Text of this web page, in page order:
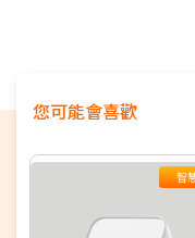
您可能會喜歡
智